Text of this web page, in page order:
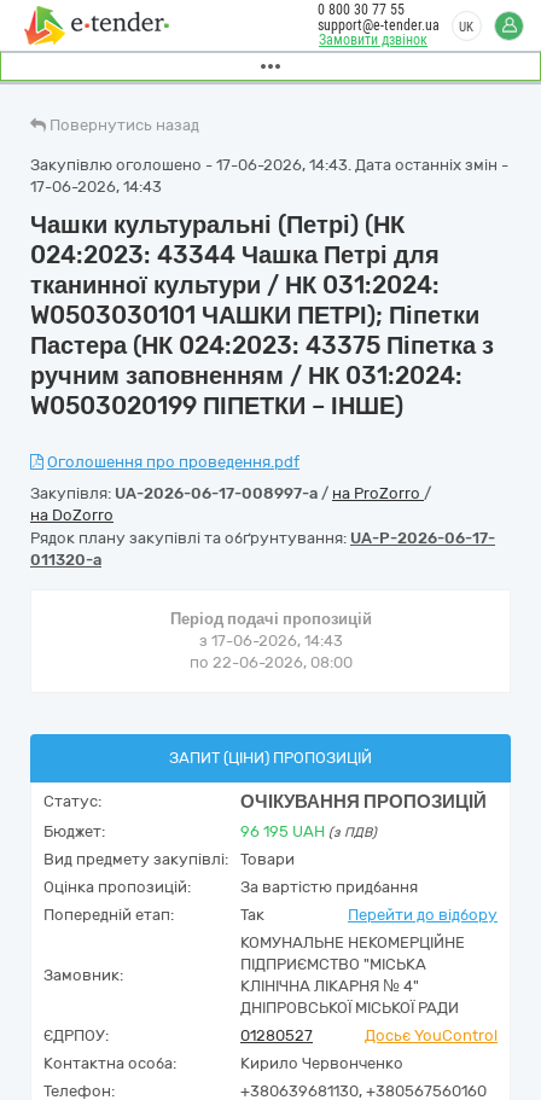
Замовити дзвінок
0 800 30 77 55
support@e-tender.ua
UK
Повернутись назад
Закупівлю оголошено - 17-06-2026, 14:43. Дата останніх змін -
17-06-2026, 14:43
Чашки культуральні (Петрі) (НК
024:2023: 43344 Чашка Петрі для
тканинної культури / НК 031:2024:
W0503030101 ЧАШКИ ПЕТРІ); Піпетки
Пастера (НК 024:2023: 43375 Піпетка з
ручним заповненням / НК 031:2024:
W0503020199 ПІПЕТКИ – ІНШЕ)
Оголошення про проведення.pdf
Закупівля: UA-2026-06-17-008997-a / на ProZorro /
на DoZorro
Рядок плану закупівлі та обґрунтування: UA-P-2026-06-17-
011320-a
Період подачі пропозицій
з 17-06-2026, 14:43
по 22-06-2026, 08:00
ЗАПИТ (ЦІНИ) ПРОПОЗИЦІЙ
Статус: ОЧІКУВАННЯ ПРОПОЗИЦІЙ
Бюджет: 96 195 UAH (з ПДВ)
Вид предмету закупівлі:
Товари
Оцінка пропозицій:
За вартістю придбання
Попередній етап:
Так Перейти до відбору
Замовник:
КОМУНАЛЬНЕ НЕКОМЕРЦІЙНЕ
ПІДПРИЄМСТВО "МІСЬКА
КЛІНІЧНА ЛІКАРНЯ № 4"
ДНІПРОВСЬКОЇ МІСЬКОЇ РАДИ
ЄДРПОУ:
01280527
Досьє YouControl
Контактна особа:
Кирило Червонченко
Телефон:
+380639681130, +380567560160